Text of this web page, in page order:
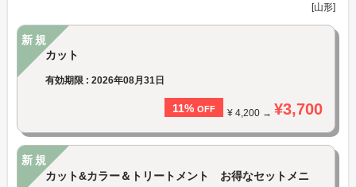
[山形]
新規
カット
有効期限 : 2026年08月31日
11% OFF ¥ 4,200 → ¥3,700
新規
カット&カラー＆トリートメント お得なセットメニ